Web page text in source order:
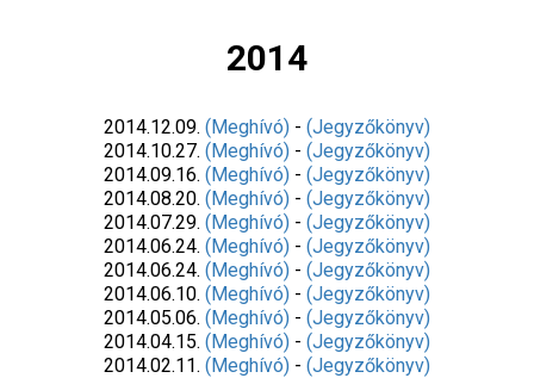
2014
2014.12.09. (Meghívó) - (Jegyzőkönyv)
2014.10.27. (Meghívó) - (Jegyzőkönyv)
2014.09.16. (Meghívó) - (Jegyzőkönyv)
2014.08.20. (Meghívó) - (Jegyzőkönyv)
2014.07.29. (Meghívó) - (Jegyzőkönyv)
2014.06.24. (Meghívó) - (Jegyzőkönyv)
2014.06.24. (Meghívó) - (Jegyzőkönyv)
2014.06.10. (Meghívó) - (Jegyzőkönyv)
2014.05.06. (Meghívó) - (Jegyzőkönyv)
2014.04.15. (Meghívó) - (Jegyzőkönyv)
2014.02.11. (Meghívó) - (Jegyzőkönyv)